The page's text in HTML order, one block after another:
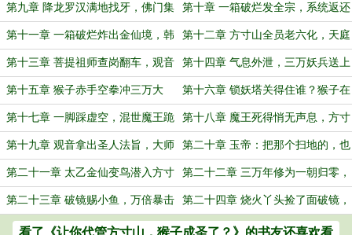
气血全乱了 金仙罗汉
第九章 降龙罗汉满地找牙，佛门集
体破防了
第十章 一箱破烂发全宗，系统返还
直接把我炸懵了
第十一章 一箱破烂炸出金仙境，韩
青崖满嘴吃泥
第十二章 方寸山全员老六化，天庭
佛门暗桩全栽了
第十三章 菩提祖师查岗翻车，观音
两百里外逼近
第十四章 气息外泄，三万妖兵送上
门当野味
第十五章 猴子赤手空拳冲三万大
军，方寸山全员嗑瓜子看戏
第十六章 锁妖塔关得住谁？猴子在
里面砸嗨了
第十七章 一脚踩虚空，混世魔王跪
着都来不及
第十八章 魔王死得悄无声息，方寸
山的烧烤架又支上了
第十九章 观音拿出圣人法旨，大师
兄扔了块抹布
第二十章 玉帝：把那个扫地的，也
给朕查清楚
第二十一章 太乙金仙变鸟潜入方寸
山，猴子：这鸟真肥
第二十二章 三万年修为一朝归零，
大师兄：鸟老了点
第二十三章 破镜赐小鱼，万倍暴击
出昊天
第二十四章 烧火丫头捡了面破镜，
玉帝吓得一夜没合眼
看了《让你代管方寸山，猴子成圣了？》的书友还喜欢看